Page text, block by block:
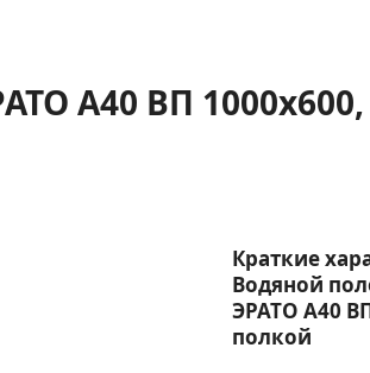
А40 ВП
Краткие
Водяной
ЭРАТО А40
полкой